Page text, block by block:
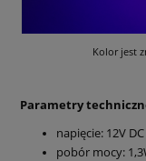
Kolor jest
Parametry
napięcie: 12V DC
pobór mocy: